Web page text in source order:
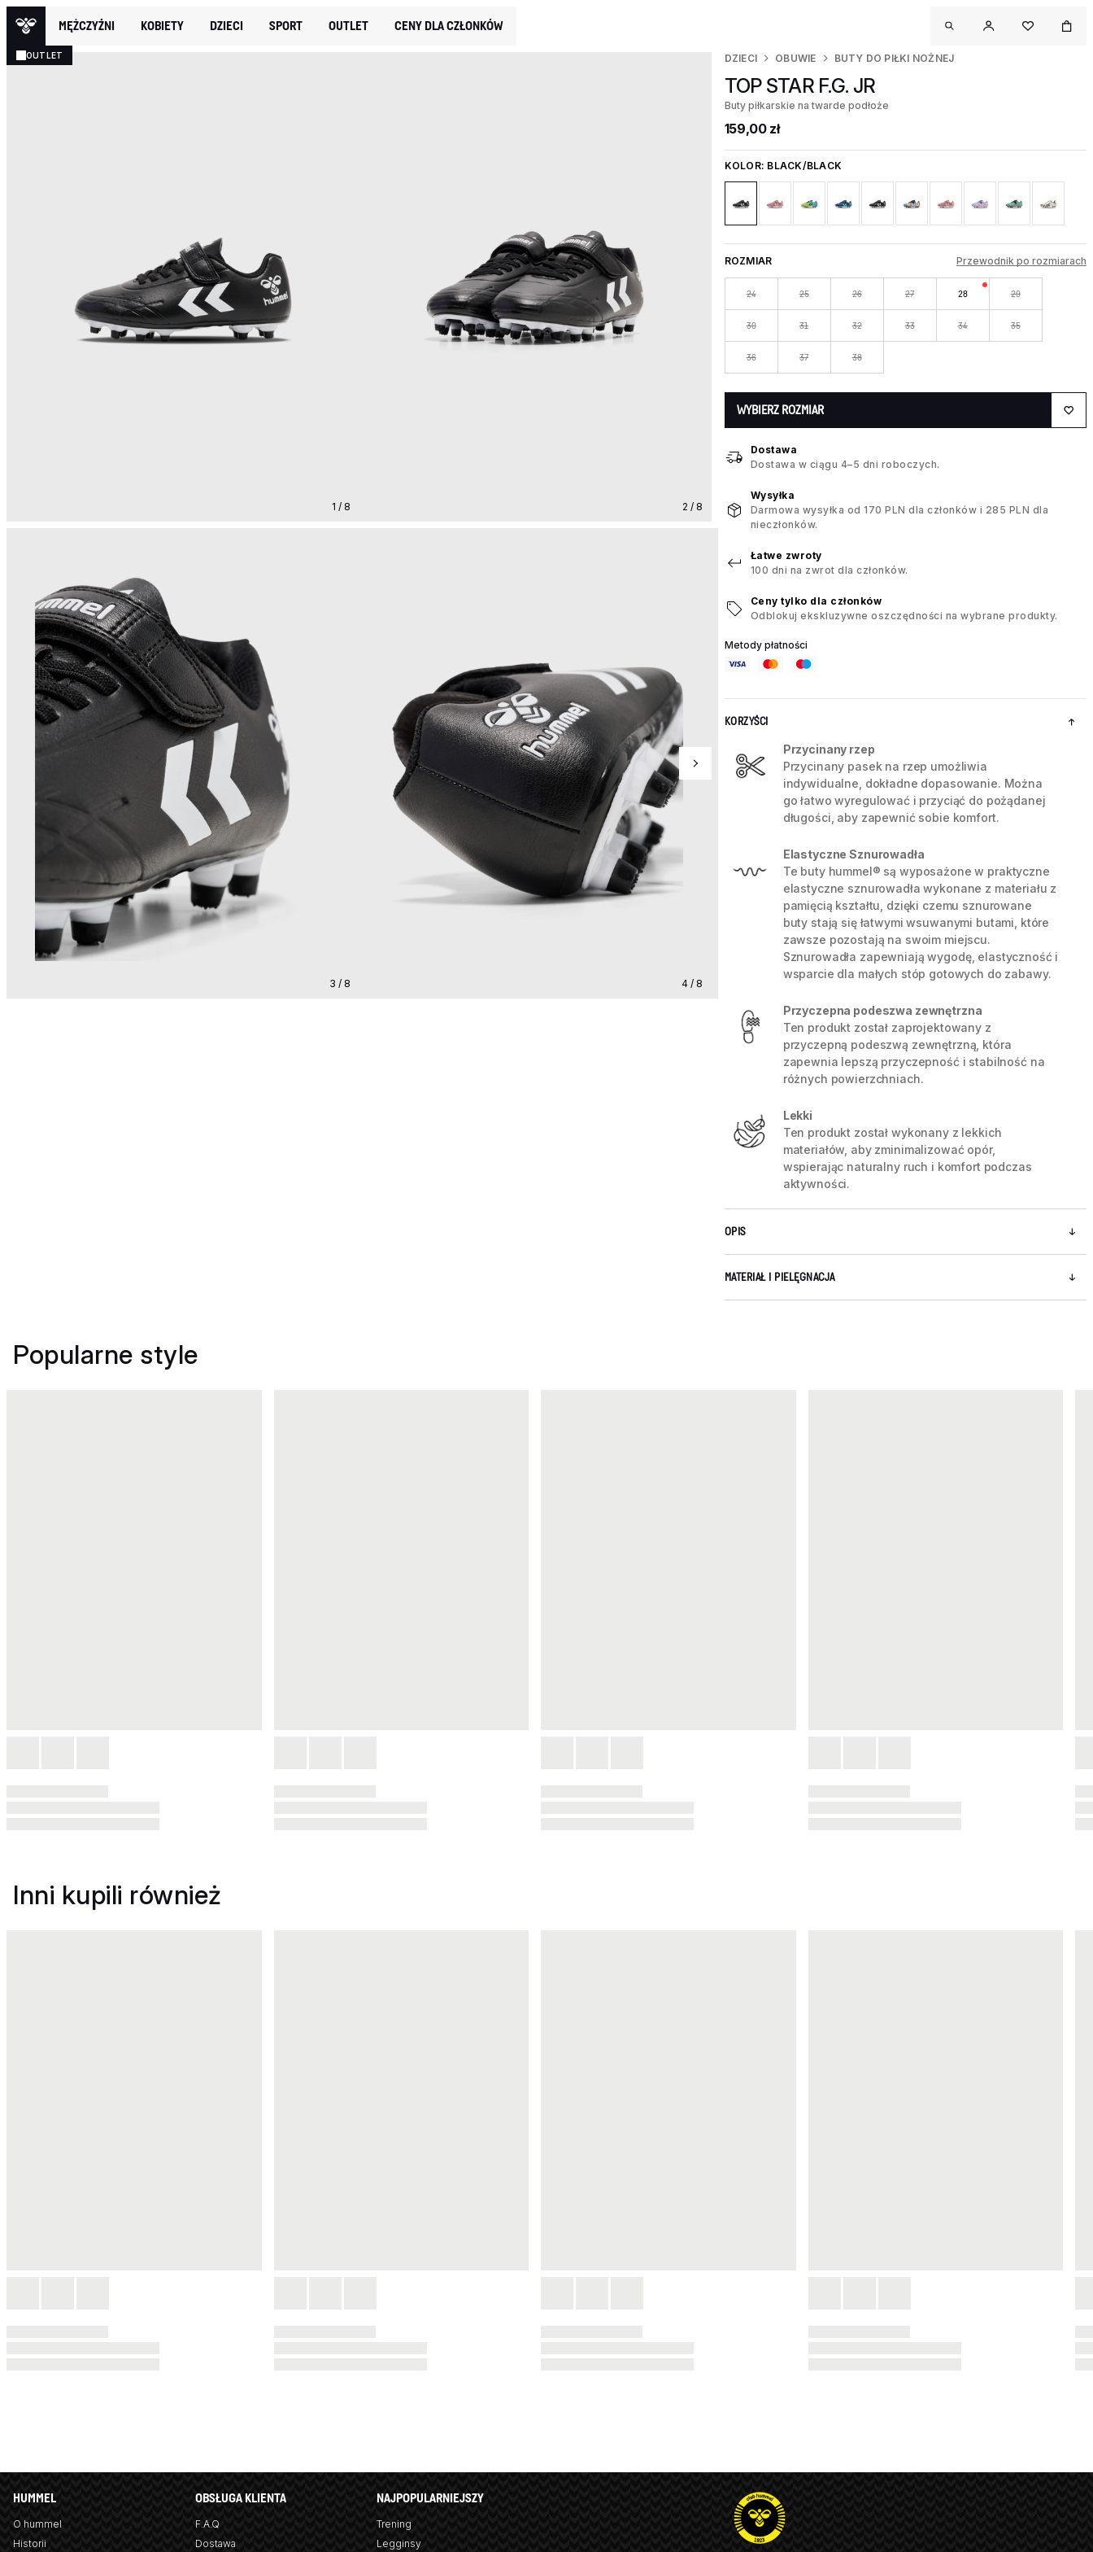
MĘŻCZYŹNI KOBIETY DZIECI SPORT OUTLET CENY DLA CZŁONKÓW
OUTLET
1 / 8 2 / 8
3 / 8 4 / 8 5 / 8
DZIECI OBUWIE BUTY DO PIŁKI NOŻNEJ
TOP STAR F.G. JR
Buty piłkarskie na twarde podłoże
159,00 zł
KOLOR: BLACK/BLACK
ROZMIAR Przewodnik po rozmiarach
24 25 26 27 28 29
30 31 32 33 34 35
36 37 38
WYBIERZ ROZMIAR
Dostawa
Dostawa w ciągu 4–5 dni roboczych.
Wysyłka
Darmowa wysyłka od 170 PLN dla członków i 285 PLN dla
nieczłonków.
Łatwe zwroty
100 dni na zwrot dla członków.
Ceny tylko dla członków
Odblokuj ekskluzywne oszczędności na wybrane produkty.
Metody płatności
KORZYŚCI
Przycinany rzep
Przycinany pasek na rzep umożliwia
indywidualne, dokładne dopasowanie. Można
go łatwo wyregulować i przyciąć do pożądanej
długości, aby zapewnić sobie komfort.
Elastyczne Sznurowadła
Te buty hummel® są wyposażone w praktyczne
elastyczne sznurowadła wykonane z materiału z
pamięcią kształtu, dzięki czemu sznurowane
buty stają się łatwymi wsuwanymi butami, które
zawsze pozostają na swoim miejscu.
Sznurowadła zapewniają wygodę, elastyczność i
wsparcie dla małych stóp gotowych do zabawy.
Przyczepna podeszwa zewnętrzna
Ten produkt został zaprojektowany z
przyczepną podeszwą zewnętrzną, która
zapewnia lepszą przyczepność i stabilność na
różnych powierzchniach.
Lekki
Ten produkt został wykonany z lekkich
materiałów, aby zminimalizować opór,
wspierając naturalny ruch i komfort podczas
aktywności.
OPIS
MATERIAŁ I PIELĘGNACJA
Popularne style
Inni kupili również
HUMMEL
O hummel
Historii
OBSŁUGA KLIENTA
F.A.Q
Dostawa
NAJPOPULARNIEJSZY
Trening
Legginsy